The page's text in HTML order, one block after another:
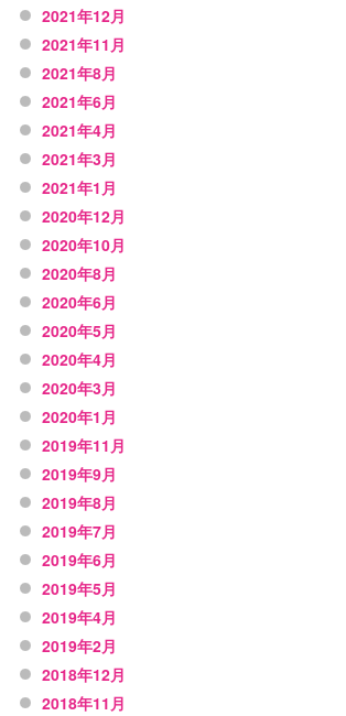
2021年12月
2021年11月
2021年8月
2021年6月
2021年4月
2021年3月
2021年1月
2020年12月
2020年10月
2020年8月
2020年6月
2020年5月
2020年4月
2020年3月
2020年1月
2019年11月
2019年9月
2019年8月
2019年7月
2019年6月
2019年5月
2019年4月
2019年2月
2018年12月
2018年11月